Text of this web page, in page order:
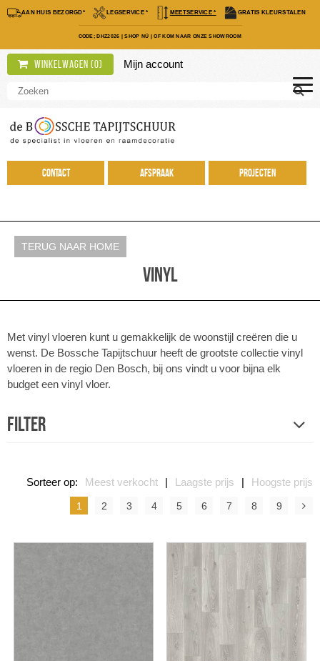
AAN HUIS BEZORGD* LEGSERVICE * MEETSERVICE * GRATIS KLEURSTALEN
CODE; DHZ2026 |SHOP NÚ |OF KOM NAAR ONZE SHOWROOM
Winkelwagen (0) Mijn account
Contact Afspraak Projecten
TERUG NAAR HOME
Vinyl
Met vinyl vloeren kunt u gemakkelijk de woonstijl creëren die u
wenst. De Bossche Tapijtschuur heeft de grootste collectie vinyl
vloeren in de regio Den Bosch, bij ons vindt u voor bijna elk
budget een vinyl vloer.
Filter
Sorteer op: Meest verkocht | Laagste prijs | Hoogste prijs
1 2 3 4 5 6 7 8 9